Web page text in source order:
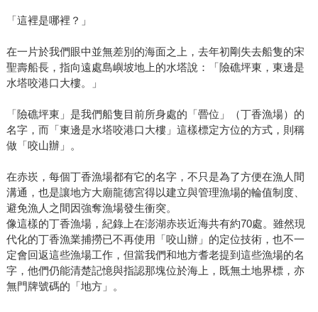
「這裡是哪裡？」
在一片於我們眼中並無差別的海面之上，去年初剛失去船隻的宋
聖壽船長，指向遠處島嶼坡地上的水塔說：「險礁坪東，東邊是
水塔咬港口大樓。」
「險礁坪東」是我們船隻目前所身處的「罾位」（丁香漁場）的
名字，而「東邊是水塔咬港口大樓」這樣標定方位的方式，則稱
做「咬山辦」。
在赤崁，每個丁香漁場都有它的名字，不只是為了方便在漁人間
溝通，也是讓地方大廟龍德宮得以建立與管理漁場的輪值制度、
避免漁人之間因強奪漁場發生衝突。
像這樣的丁香漁場，紀錄上在澎湖赤崁近海共有約70處。雖然現
代化的丁香漁業捕撈已不再使用「咬山辦」的定位技術，也不一
定會回返這些漁場工作，但當我們和地方耆老提到這些漁場的名
字，他們仍能清楚記憶與指認那塊位於海上，既無土地界標，亦
無門牌號碼的「地方」。